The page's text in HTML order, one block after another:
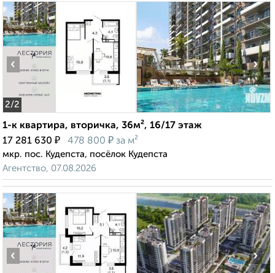
2/2
‹ ›
1-к квартира, вторичка, 36м², 16/17 этаж
17 281 630 ₽ 478 800 ₽ за м²
мкр. пос. Кудепста, посёлок Кудепста
Агентство, 07.08.2026
‹ ›